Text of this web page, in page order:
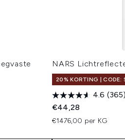
NARS
20% KORTING | CODE:
4.6 (365)
€44,28
€1476,00 per KG